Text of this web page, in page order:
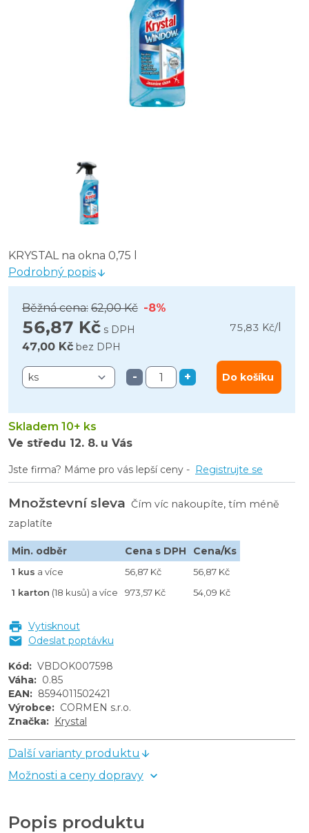
KRYSTAL na okna 0,75 l
Podrobný popis
Běžná cena: 62,00 Kč -8%
56,87 Kč s DPH 75,83 Kč/
47,00 Kč bez DPH
- + Do košíku
Skladem 10+ ks
Ve středu 12. 8. u Vás
Jste firma? Máme pro vás lepší ceny - Registrujte se
Množstevní sleva Čím víc nakoupíte, tím méně
zaplatíte
Min. odběr Cena s DPH Cena/Ks
1 kus a více 56,87 Kč
56,87 Kč
1 karton (18 kusů) a více 973,57 Kč 54,09 Kč
Vytisknout
Odeslat poptávku
Kód: VBDOK007598
Váha: 0.85
EAN: 8594011502421
Výrobce: CORMEN s.r.o.
Značka: Krystal
Další varianty produktu
Možnosti a ceny dopravy
Popis produktu